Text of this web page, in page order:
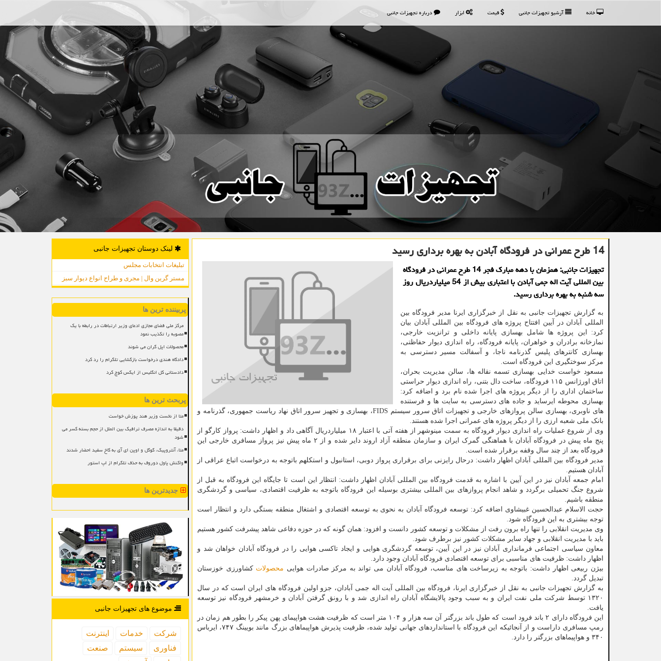
خانه آرشیو تجهیزات جانبی قیمت ابزار درباره تجهیزات جانبی
14 طرح عمرانی در فرودگاه آبادن به بهره برداری رسید
تجهیزات جانبی: همزمان با دهه مبارک فجر 14 طرح عمرانی در فرودگاه
بین المللی آیت اله جمی آبادن با اعتباری بیش از 54 میلیاردریال روز
سه شنبه به بهره برداری رسید.
به گزارش تجهیزات جانبی به نقل از خبرگزاری ایرنا مدیر فرودگاه بین
المللی آبادان در آیین افتتاح پروژه های فرودگاه بین المللی آبادان بیان
کرد: این پروژه ها شامل بهسازی پایانه داخلی و ترانزیت خارجی،
نمازخانه برادران و خواهران، پایانه فرودگاه، راه اندازی دیوار حفاظتی،
بهسازی کانترهای پلیس گذرنامه ناجا، و آسفالت مسیر دسترسی به
مرکز سوختگیری این فرودگاه است.
مسعود خواست خدایی بهسازی تسمه نقاله ها، سالن مدیریت بحران،
اتاق اورژانس ۱۱۵ فرودگاه، ساخت دال بتنی، راه اندازی دیوار حراستی
ساختمان اداری را از دیگر پروژه های اجرا شده نام برد و اضافه کرد:
بهسازی محوطه ایرساید و جاده های دسترسی به سایت ها و فرستنده
های ناوبری، بهسازی سالن پروازهای خارجی و تجهیزات اتاق سرور سیستم FIDS، بهسازی و تجهیز سرور اتاق نهاد ریاست جمهوری، گذرنامه و
بانک ملی شعبه ارزی را از دیگر پروژه های عمرانی اجرا شده هستند.
وی از شروع عملیات راه اندازی دیوار فرودگاه به سمت مینوشهر از هفته آتی با اعتبار ۱۸ میلیاردریال آگاهی داد و اظهار داشت: پرواز کارگو از
پنج ماه پیش در فرودگاه آبادان با هماهنگی گمرک ایران و سازمان منطقه آزاد اروند دایر شده و از ۲ ماه پیش نیز پرواز مسافری خارجی این
فرودگاه بعد از چند سال وقفه برقرار شده است.
مدیر فرودگاه بین المللی آبادان اظهار داشت: درحال رایزنی برای برقراری پرواز دوبی، استانبول و استکلهم باتوجه به درخواست اتباع عراقی از
آبادان هستیم.
امام جمعه آبادان نیز در این آیین با اشاره به قدمت فرودگاه بین المللی آبادان اظهار داشت: انتظار این است تا جایگاه این فرودگاه به قبل از
شروع جنگ تحمیلی برگردد و شاهد انجام پروازهای بین المللی بیشتری بوسیله این فرودگاه باتوجه به ظرفیت اقتصادی، سیاسی و گردشگری
منطقه باشیم.
حجت الاسلام عبدالحسین غبیشاوی اضافه کرد: توسعه فرودگاه آبادان به نحوی به توسعه اقتصادی و اشتغال منطقه بستگی دارد و انتظار است
توجه بیشتری به این فرودگاه شود.
وی مدیریت انقلابی را تنها راه برون رفت از مشکلات و توسعه کشور دانست و افزود: همان گونه که در حوزه دفاعی شاهد پیشرفت کشور هستیم
باید با مدیریت انقلابی و جهاد سایر مشکلات کشور نیز برطرف شود.
معاون سیاسی اجتماعی فرمانداری آبادان نیز در این آیین، توسعه گردشگری هوایی و ایجاد تاکسی هوایی را در فرودگاه آبادان خواهان شد و
اظهار داشت: ظرفیت های مناسبی برای توسعه اقتصادی فرودگاه آبادان وجود دارد.
بیژن ربیعی اظهار داشت: باتوجه به زیرساخت های مناسب، فرودگاه آبادان می تواند به مرکز صادرات هوایی محصولات کشاورزی خوزستان
تبدیل گردد.
به گزارش تجهیزات جانبی به نقل از خبرگزاری ایرنا، فرودگاه بین المللی آیت اله جمی آبادان، جزو اولین فرودگاه های ایران است که در سال
۱۳۲۰ توسط شرکت ملی نفت ایران و به سبب وجود پالایشگاه آبادان راه اندازی شد و با رونق گرفتن آبادان و خرمشهر فرودگاه نیز توسعه
یافت.
این فرودگاه دارای ۲ باند فرود است که طول باند بزرگتر آن سه هزار و ۱۰۴ متر است که ظرفیت هشت هواپیمای پهن پیکر را بطور هم زمان در
رمپ مسافری داراست و از آنجائیکه این فرودگاه با استانداردهای جهانی تولید شده، ظرفیت پذیرش هواپیماهای بزرگ مانند بویینگ ۷۴۷، ایرباس
۳۴۰ و هواپیماهای بزرگتر را دارد.
لینک دوستان تجهیزات جانبی
تبلیغات انتخابات مجلس
مستر گرین وال | مجری و طراح انواع دیوار سبز
پربیننده ترین ها
مرکز ملی فضای مجازی ادعای وزیر ارتباطات در رابطه با یک
مصوبه را تکذیب نمود
محصولات اپل گران می شوند
دادگاه هندی درخواست بازگشایی تلگرام را رد کرد
دادستانی کل انگلیس از ایکس کوچ کرد
پربحث ترین ها
متا از نخست وزیر هند پوزش خواست
دقیقا به اندازه مصرف ترافیک بین الملل از حجم بسته کسر می
شود
متا، آنتروپیک، گوگل و اوپن ای آی به کاخ سفید احضار شدند
واکنش پاول دوروف به حذف تلگرام از اپ استور
جدیدترین ها
موضوع های تجهیزات جانبی
شركت خدمات
اینترنت
فناوری
سیستم
صنعت